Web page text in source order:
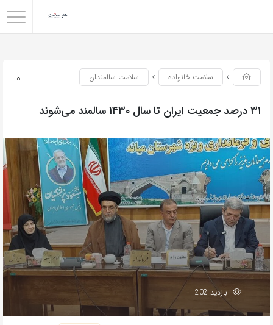
0 سلامت خانواده سلامت سالمندان
۳۱ درصد جمعیت ایران تا سال ۱۴۳۰ سالمند می‌شوند
بازدید 202